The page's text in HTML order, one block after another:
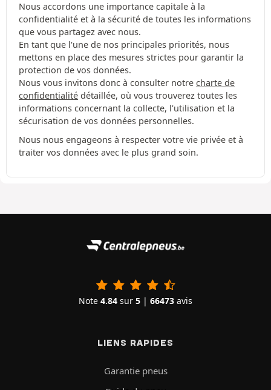
Nous accordons une importance capitale à la
confidentialité et à la sécurité de toutes les informations
que vous partagez avec nous.
En tant que l'une de nos principales priorités, nous
mettons en place des mesures strictes pour garantir la
protection de vos données.
Nous vous invitons donc à consulter notre charte de
confidentialité détaillée, où vous trouverez toutes les
informations concernant la collecte, l'utilisation et la
sécurisation de vos données personnelles.
Nous nous engageons à respecter votre vie privée et à
traiter vos données avec le plus grand soin.
Note 4.84 sur 5 | 66473 avis
LIENS RAPIDES
Garantie pneus